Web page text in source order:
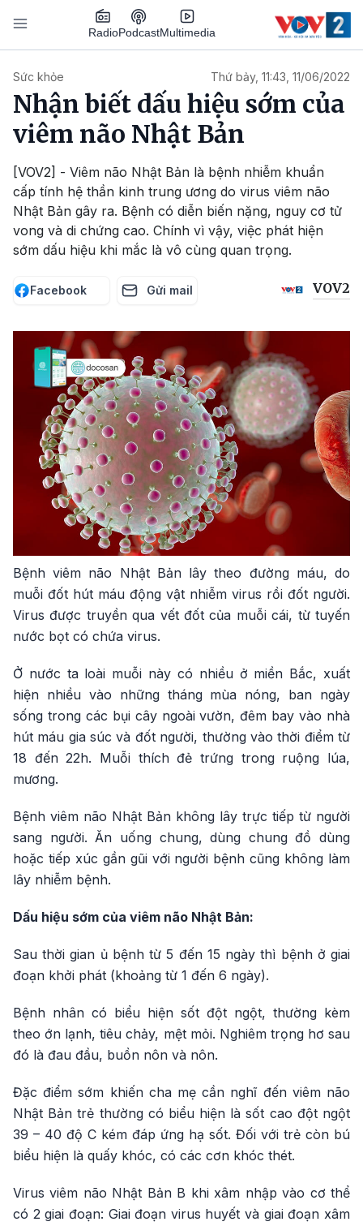
Nhảy đến nội dung
RadioPodcastMultimedia
Sức khỏe Thứ bảy, 11:43, 11/06/2022
Nhận biết dấu hiệu sớm của
viêm não Nhật Bản
[VOV2] - Viêm não Nhật Bản là bệnh nhiễm khuẩn
cấp tính hệ thần kinh trung ương do virus viêm não
Nhật Bản gây ra. Bệnh có diễn biến nặng, nguy cơ tử
vong và di chứng cao. Chính vì vậy, việc phát hiện
sớm dấu hiệu khi mắc là vô cùng quan trọng.
Facebook Gửi mail VOV2
Bệnh viêm não Nhật Bản lây theo đường máu, do
muỗi đốt hút máu động vật nhiễm virus rồi đốt người.
Virus được truyền qua vết đốt của muỗi cái, từ tuyến
nước bọt có chứa virus.
Ở nước ta loài muỗi này có nhiều ở miền Bắc, xuất
hiện nhiều vào những tháng mùa nóng, ban ngày
sống trong các bụi cây ngoài vườn, đêm bay vào nhà
hút máu gia súc và đốt người, thường vào thời điểm từ
18 đến 22h. Muỗi thích đẻ trứng trong ruộng lúa,
mương.
Bệnh viêm não Nhật Bản không lây trực tiếp từ người
sang người. Ăn uống chung, dùng chung đồ dùng
hoặc tiếp xúc gần gũi với người bệnh cũng không làm
lây nhiễm bệnh.
Dấu hiệu sớm của viêm não Nhật Bản:
Sau thời gian ủ bệnh từ 5 đến 15 ngày thì bệnh ở giai
đoạn khởi phát (khoảng từ 1 đến 6 ngày).
Bệnh nhân có biểu hiện sốt đột ngột, thường kèm
theo ớn lạnh, tiêu chảy, mệt mỏi. Nghiêm trọng hơ sau
đó là đau đầu, buồn nôn và nôn.
Đặc điểm sớm khiến cha mẹ cần nghĩ đến viêm não
Nhật Bản trẻ thường có biểu hiện là sốt cao đột ngột
39 – 40 độ C kém đáp ứng hạ sốt. Đối với trẻ còn bú
biểu hiện là quấy khóc, có các cơn khóc thét.
Virus viêm não Nhật Bản B khi xâm nhập vào cơ thể
có 2 giai đoạn: Giai đoạn virus huyết và giai đoạn xâm